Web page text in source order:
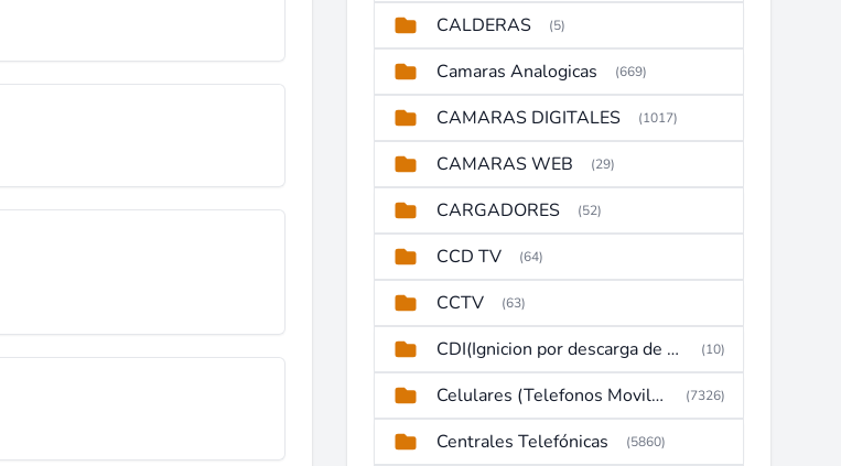
CALDERAS (5)
Camaras Analogicas (669)
CAMARAS DIGITALES (1017)
CAMARAS WEB (29)
CARGADORES (52)
CCD TV (64)
CCTV (63)
CDI(Ignicion por descarga de capacitor) (10)
Celulares (Telefonos Moviles) (7326)
Centrales Telefónicas (5860)